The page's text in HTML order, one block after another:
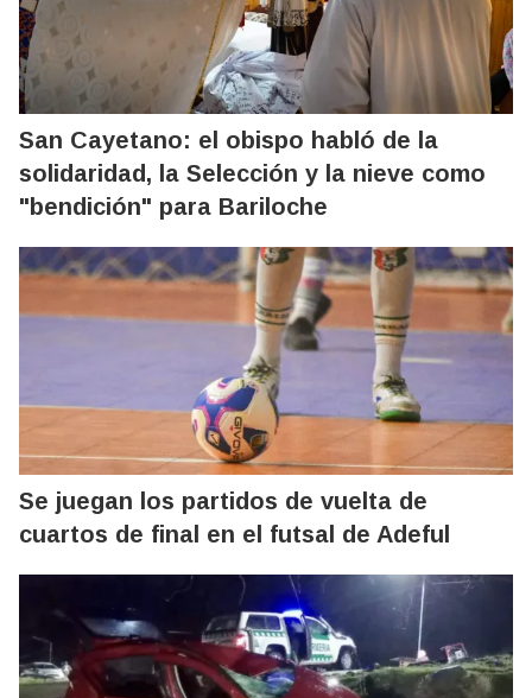
San Cayetano: el obispo habló de la
solidaridad, la Selección y la nieve como
"bendición" para Bariloche
Se juegan los partidos de vuelta de
cuartos de final en el futsal de Adeful